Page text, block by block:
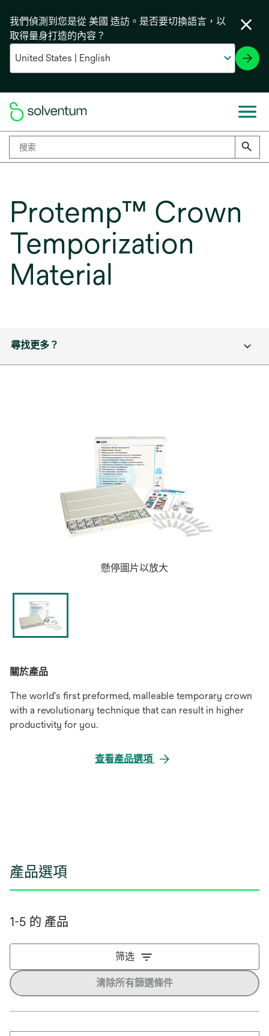
我們偵測到您是從 美國 造訪。是否要切換語言，以
取得量身打造的內容？
Protemp™ Crown
Temporization
Material
尋找更多？
懸停圖片以放大
關於產品
The world's first preformed, malleable temporary crown
with a revolutionary technique that can result in higher
productivity for you.
查看產品選項
產品選項
1-5 的 產品
筛选
清除所有篩選條件